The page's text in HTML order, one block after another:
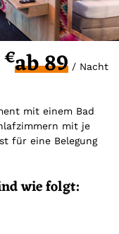
mit einem Bad
mit je
für eine Belegung
wie folgt:
€ab 89 / Nacht